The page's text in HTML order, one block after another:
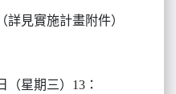
詳見實施計畫附件）
（星期三）13：